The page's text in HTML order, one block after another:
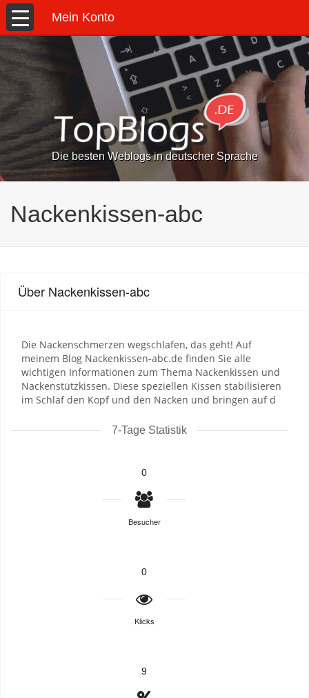
Mein Konto
Die besten Weblogs in deutscher Sprache
Nackenkissen-abc
Über Nackenkissen-abc
Die Nackenschmerzen wegschlafen, das geht! Auf
meinem Blog Nackenkissen-abc.de finden Sie alle
wichtigen Informationen zum Thema Nackenkissen und
Nackenstützkissen. Diese speziellen Kissen stabilisieren
im Schlaf den Kopf und den Nacken und bringen auf d
7-Tage Statistik
0
Besucher
0
Klicks
9